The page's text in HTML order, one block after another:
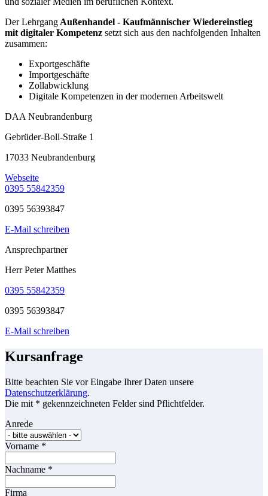
Der LehrgangAußenhandel - Kaufmännischer Wiedereinstieg
mit digitaler Kompetenz setzt sich aus den nachfolgenden Inhalten
zusammen:
Exportgeschäfte
Importgeschäfte
Zollabwicklung
Digitale Kompetenzen in der modernen Arbeitswelt
DAA Neubrandenburg
Gebrüder-Boll-Straße 1
17033 Neubrandenburg
Webseite
0395 55842359
0395 56393847
E-Mail schreiben
Ansprechpartner
Herr Peter Matthes
0395 55842359
0395 56393847
E-Mail schreiben
Kursanfrage
Bitte beachten Sie vor Eingabe Ihrer Daten unsere
Datenschutzerklärung.
Die mit * gekennzeichneten Felder sind Pflichtfelder.
Anrede
Vorname *
Nachname *
Firma